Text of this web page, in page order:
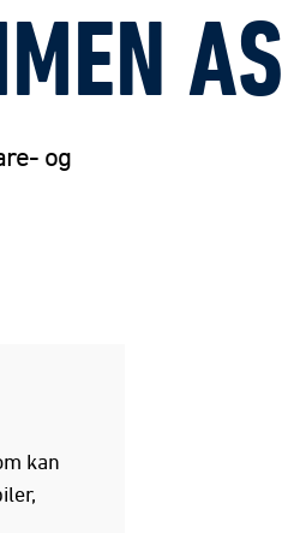
AS
og
kan